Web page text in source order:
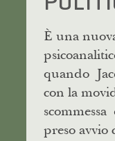
È una
quando
con la
preso